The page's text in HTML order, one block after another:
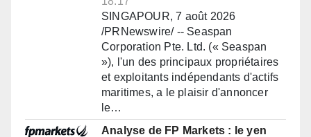
SINGAPOUR, 7 août 2026
/PRNewswire/ -- Seaspan
Corporation Pte. Ltd. (« Seaspan
»), l'un des principaux propriétaires
et exploitants indépendants d'actifs
maritimes, a le plaisir d'annoncer
le…
Analyse de FP Markets : le yen